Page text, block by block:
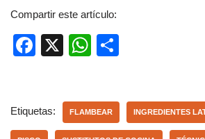
Compartir este artículo:
F
e
X
W
s
p
Etiquetas: FLAMBEAR INGREDIENTES